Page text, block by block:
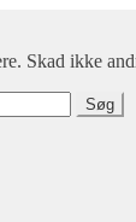
Skad ikke
Søg